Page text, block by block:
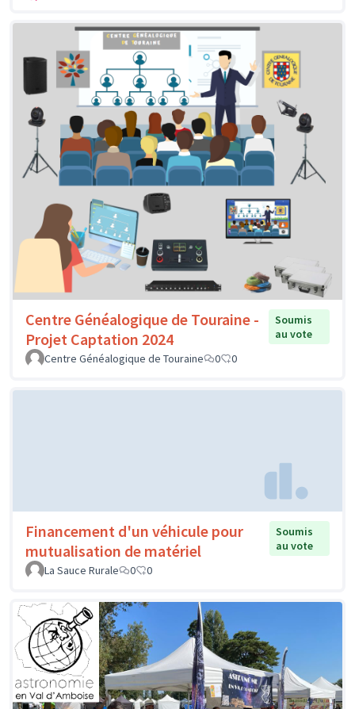
Centre Généalogique de Touraine -
Projet Captation 2024
Soumis
au vote
Centre Généalogique de Touraine
0 0
Financement d'un véhicule pour
mutualisation de matériel
Soumis
au vote
La Sauce Rurale
0 0